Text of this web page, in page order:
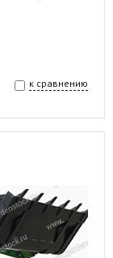
к сравнению